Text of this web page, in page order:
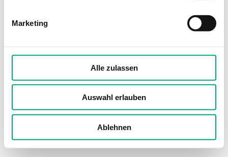
Marketing
Alle zulassen
Auswahl erlauben
Ablehnen